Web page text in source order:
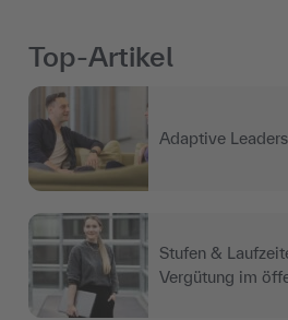
Top-Artikel
Adaptive
Stufen &
Vergütung im